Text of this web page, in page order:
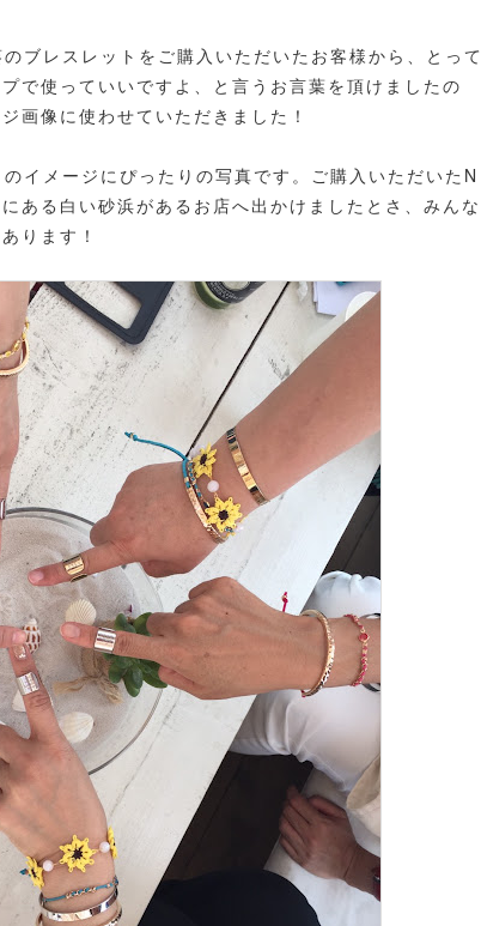
ブレスレットをご購入いただいたお客様から、とって
で使っていいですよ、と言うお言葉を頂けましたの
画像に使わせていただきました！
イメージにぴったりの写真です。ご購入いただいたN
ある白い砂浜があるお店へ出かけましたとさ、みんな
ります！